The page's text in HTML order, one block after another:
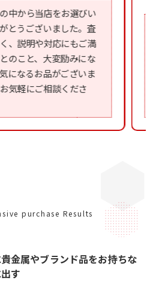
中から当店をお選びい
とうございました。査
、説明や対応にもご満
のこと、大変励みにな
になるお品がございま
気軽にご相談くださ
purchase Results
金属やブランド品をお持ちな
す